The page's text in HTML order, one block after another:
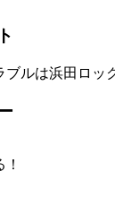
ブルは浜田ロッ